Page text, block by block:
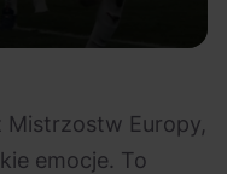
Europy,
emocje. To